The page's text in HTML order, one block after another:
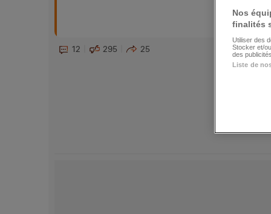
12 295 25
Nos
finalités
Utiliser des
Stocker et/
des
Liste de